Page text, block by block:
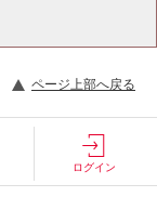
ページ上部へ戻る
ログイン